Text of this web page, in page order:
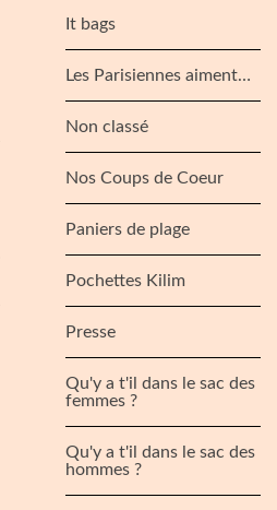
It bags
Les Parisiennes aiment…
Non classé
Nos Coups de Coeur
Paniers de plage
Pochettes Kilim
Presse
Qu'y a t'il dans le sac des
femmes ?
Qu'y a t'il dans le sac des
hommes ?